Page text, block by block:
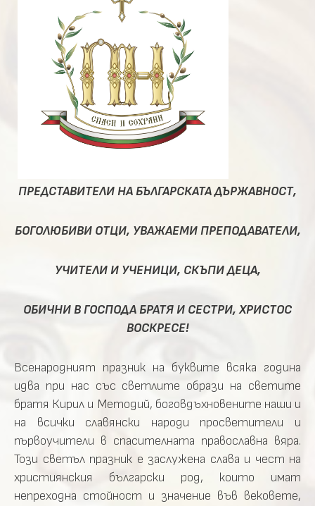
ПРЕДСТАВИТЕЛИ НА БЪЛГАРСКАТА ДЪРЖАВНОСТ,
БОГОЛЮБИВИ ОТЦИ, УВАЖАЕМИ ПРЕПОДАВАТЕЛИ,
УЧИТЕЛИ И УЧЕНИЦИ, СКЪПИ ДЕЦА,
ОБИЧНИ В ГОСПОДА БРАТЯ И СЕСТРИ, ХРИСТОС
ВОСКРЕСЕ!
Всенародният празник на буквите всяка година
идва при нас със светлите образи на светите
братя Кирил и Методий, боговдъхновените наши и
на всички славянски народи просветители и
първоучители в спасителната православна вяра.
Този светъл празник е заслужена слава и чест на
християнския български род, които имат
непреходна стойност и значение във вековете,